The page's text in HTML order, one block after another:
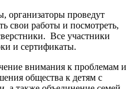
организаторы проведут
свои работы и посмотреть,
Все участники
и сертификаты.
внимания к проблемам и
общества к детям с